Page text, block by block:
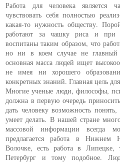
Работа для человека является
чувствовать себя полностью
какая-то нужность обществу.
работают за чашку риса и при
воспитаны таким образом, что
но ни в коем случае не
основная масса людей ищет
не имея ни хорошего
конкретных знаний. Главная цель
Многие ученые люди, философы,
должна в первую очередь
дать человеку возможность
умеет делать. В нашей стране
массовой информации всегда
предлагается работа в
Волочке, есть работа в Липецке,
Петербург и тому подобное.